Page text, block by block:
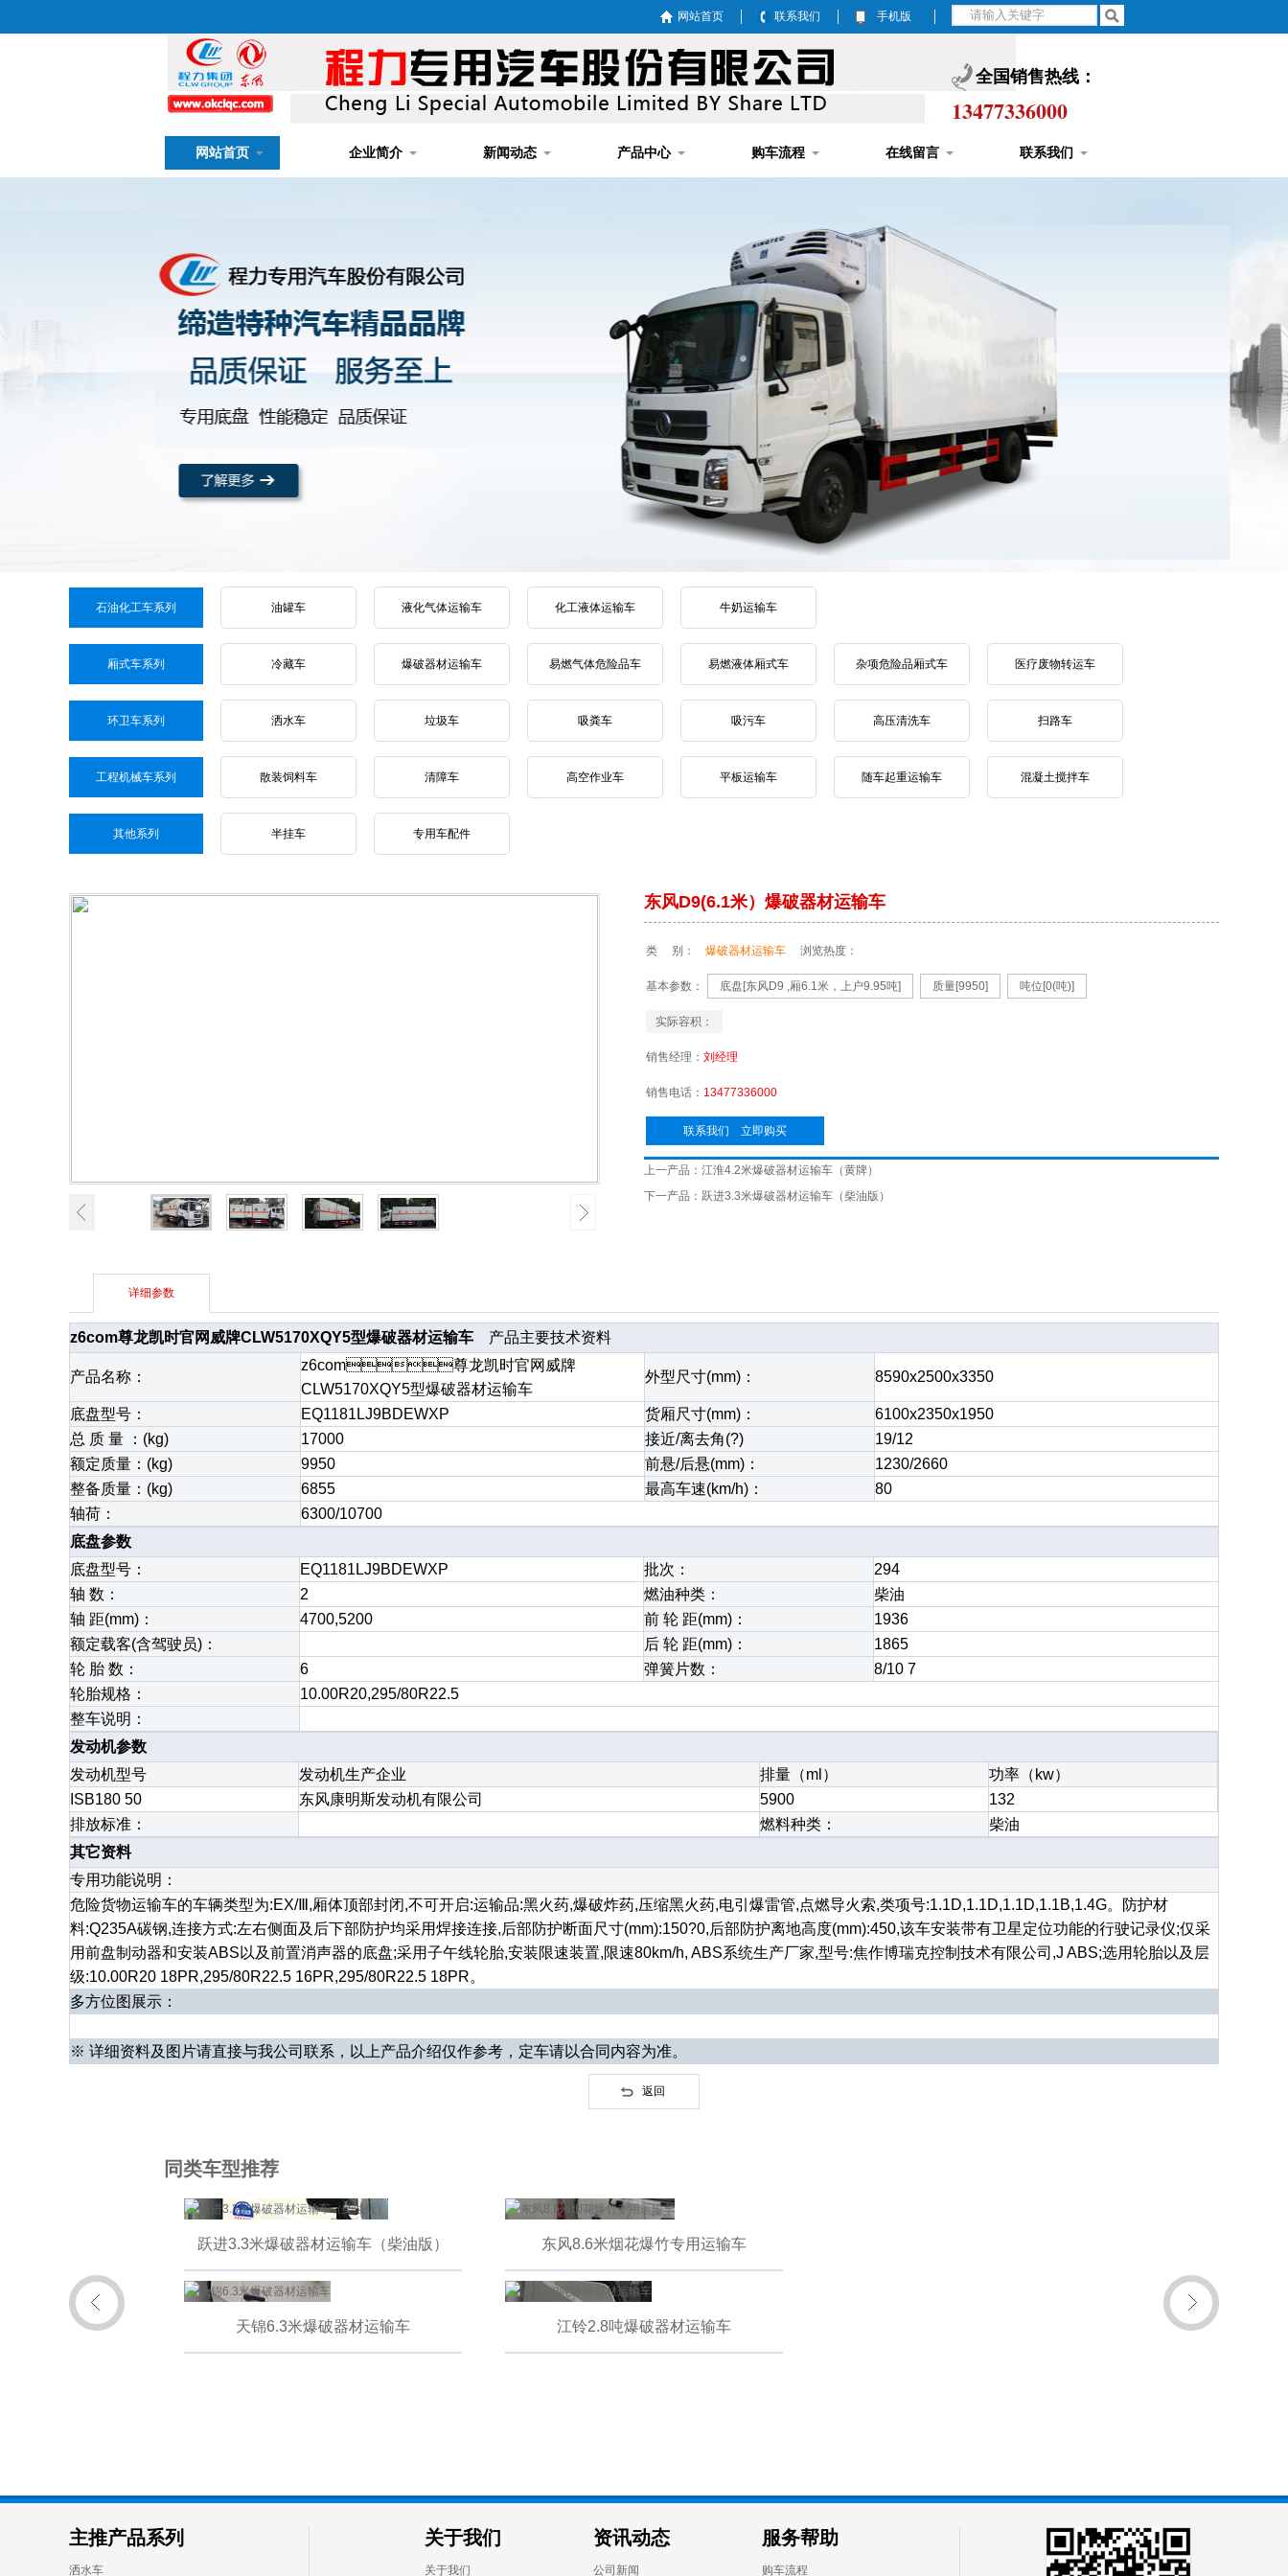
网站首页 联系我们 手机版
全国销售热线：
13477336000
网站首页 企业简介 新闻动态 产品中心 购车流程 在线留言 联系我们
石油化工车系列 油罐车 液化气体运输车 化工液体运输车 牛奶运输车
厢式车系列 冷藏车 爆破器材运输车 易燃气体危险品车 易燃液体厢式车 杂项危险品厢式车 医疗废物转运车
环卫车系列 洒水车 垃圾车 吸粪车 吸污车 高压清洗车 扫路车
工程机械车系列 散装饲料车 清障车 高空作业车 平板运输车 随车起重运输车 混凝土搅拌车
其他系列 半挂车 专用车配件
东风D9(6.1米）爆破器材运输车
类 别： 爆破器材运输车 浏览热度：
基本参数： 底盘[东风D9 ,厢6.1米，上户9.95吨] 质量[9950] 吨位[0(吨)]
实际容积：
销售经理： 刘经理
销售电话： 13477336000
联系我们 立即购买
上一产品： 江淮4.2米爆破器材运输车（黄牌）
下一产品： 跃进3.3米爆破器材运输车（柴油版）
详细参数
z6com尊龙凯时官网威牌CLW5170XQY5型爆破器材运输车 产品主要技术资料
产品名称：
z6com尊龙凯时官网威牌
CLW5170XQY5型爆破器材运输车
外型尺寸(mm)： 8590x2500x3350
底盘型号： EQ1181LJ9BDEWXP 货厢尺寸(mm)： 6100x2350x1950
总 质 量 ：(kg)
17000 接近/离去角(?)
19/12
额定质量：(kg)
9950 前悬/后悬(mm)：
1230/2660
整备质量：(kg)
6855 最高车速(km/h)：
80
轴荷：
6300/10700
底盘参数
底盘型号：
EQ1181LJ9BDEWXP 批次：
294
轴 数：
2 燃油种类：
柴油
轴 距(mm)：
4700,5200 前 轮 距(mm)：
1936
额定载客(含驾驶员)：
后 轮 距(mm)：
1865
轮 胎 数：
6 弹簧片数：
8/10 7
轮胎规格：
10.00R20,295/80R22.5
整车说明：
发动机参数
发动机型号
发动机生产企业 排量（ml）
功率（kw）
ISB180 50
东风康明斯发动机有限公司 5900
132
排放标准：
燃料种类：
柴油
其它资料
专用功能说明：
危险货物运输车的车辆类型为:EX/Ⅲ,厢体顶部封闭,不可开启:运输品:黑火药,爆破炸药,压缩黑火药,电引爆雷管,点燃导火索,类项号:1.1D,1.1D,1.1D,1.1B,1.4G。防护材
料:Q235A碳钢,连接方式:左右侧面及后下部防护均采用焊接连接,后部防护断面尺寸(mm):150?0,后部防护离地高度(mm):450,该车安装带有卫星定位功能的行驶记录仪;仅采
用前盘制动器和安装ABS以及前置消声器的底盘;采用子午线轮胎,安装限速装置,限速80km/h, ABS系统生产厂家,型号:焦作博瑞克控制技术有限公司,J ABS;选用轮胎以及层
级:10.00R20 18PR,295/80R22.5 16PR,295/80R22.5 18PR。
多方位图展示：
※ 详细资料及图片请直接与我公司联系，以上产品介绍仅作参考，定车请以合同内容为准。
返回
同类车型推荐
跃进3.3米爆破器材运输车（柴油版） 东风8.6米烟花爆竹专用运输车
天锦6.3米爆破器材运输车 江铃2.8吨爆破器材运输车
主推产品系列
洒水车
关于我们
关于我们
资讯动态
公司新闻
服务帮助
购车流程